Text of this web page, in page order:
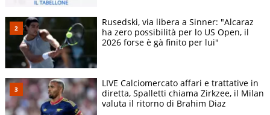
Rusedski, via libera a Sinner: "Alcaraz
ha zero possibilità per lo US Open, il
2026 forse è gà finito per lui"
LIVE Calciomercato affari e trattative in
diretta, Spalletti chiama Zirkzee, il Milan
valuta il ritorno di Brahim Diaz